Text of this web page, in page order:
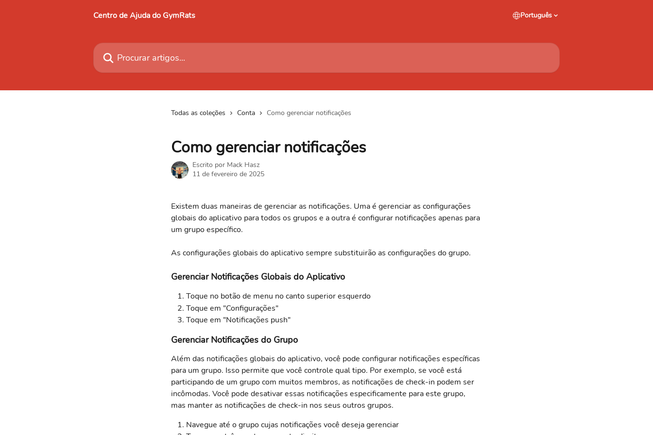
Centro de Ajuda do GymRats
Português
Procurar artigos...
Todas as coleções Conta Como gerenciar notificações
Como gerenciar notificações
Escrito por Mack Hasz
11 de fevereiro de 2025
Existem duas maneiras de gerenciar as notificações. Uma é gerenciar as configurações
globais do aplicativo para todos os grupos e a outra é configurar notificações apenas para
um grupo específico.
As configurações globais do aplicativo sempre substituirão as configurações do grupo.
Gerenciar Notificações Globais do Aplicativo
Toque no botão de menu no canto superior esquerdo
Toque em "Configurações"
Toque em "Notificações push"
Gerenciar Notificações do Grupo
Além das notificações globais do aplicativo, você pode configurar notificações específicas
para um grupo. Isso permite que você controle qual tipo. Por exemplo, se você está
participando de um grupo com muitos membros, as notificações de check-in podem ser
incômodas. Você pode desativar essas notificações especificamente para este grupo,
mas manter as notificações de check-in nos seus outros grupos.
Navegue até o grupo cujas notificações você deseja gerenciar